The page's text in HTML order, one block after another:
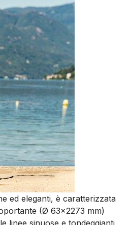
ed eleganti, è caratterizzata
(Ø 63×2273 mm)